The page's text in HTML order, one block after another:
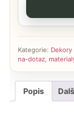
Kategorie: Dekory
na-dotaz,
Popis